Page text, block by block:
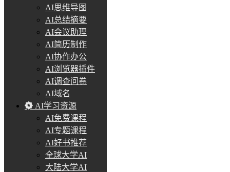
AI思维导图
AI总结摘要
AI会议助理
AI简历制作
AI协作办公
AI浏览器插件
AI调查问卷
AI域名
AI学习资源
AI免费课程
AI专题课程
AI好书推荐
全球大学AI
大陆大学AI